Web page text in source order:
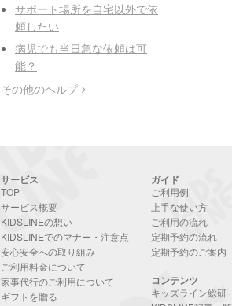
サポート場所を自宅以外で依
頼したい
病児でも当日急な依頼は可
能？
その他のヘルプ
サービス
TOP
サービス概要
KIDSLINEの想い
KIDSLINEでのマナー・注意点
安心安全への取り組み
ご利用料金について
家事代行のご利用について
ギフトを贈る
ガイド
ご利用例
上手な使い方
ご利用の流れ
定期予約の流れ
定期予約のご案内
コンテンツ
キッズライン総研